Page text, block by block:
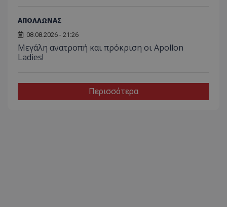
ΑΠΟΛΛΩΝΑΣ
08.08.2026 - 21:26
Μεγάλη ανατροπή και πρόκριση οι Apollon
Ladies!
Περισσότερα